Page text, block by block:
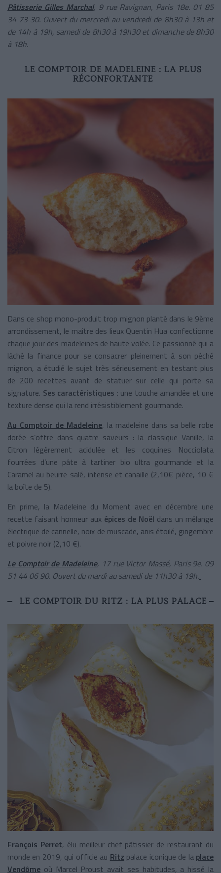
Pâtisserie Gilles Marchal, 9 rue Ravignan, Paris 18e. 01 85
34 73 30. Ouvert du mercredi au vendredi de 8h30 à 13h et
de 14h à 19h, samedi de 8h30 à 19h30 et dimanche de 8h30
à 18h.
LE COMPTOIR DE MADELEINE : LA PLUS
RÉCONFORTANTE
Dans ce shop mono-produit trop mignon planté dans le 9ème
arrondissement, le maître des lieux Quentin Hua confectionne
chaque jour des madeleines de haute volée. Ce passionné qui a
lâché la finance pour se consacrer pleinement à son péché
mignon, a étudié le sujet très sérieusement en testant plus
de 200 recettes avant de statuer sur celle qui porte sa
signature. Ses caractéristiques : une touche amandée et une
texture dense qui la rend irrésistiblement gourmande.
Au Comptoir de Madeleine, la madeleine dans sa belle robe
dorée s’offre dans quatre saveurs : la classique Vanille, la
Citron légèrement acidulée et les coquines Nocciolata
fourrées d’une pâte à tartiner bio ultra gourmande et la
Caramel au beurre salé, intense et canaille (2,10€ pièce, 10 €
la boîte de 5).
En prime, la Madeleine du Moment avec en décembre une
recette faisant honneur aux épices de Noël dans un mélange
électrique de cannelle, noix de muscade, anis étoilé, gingembre
et poivre noir (2,10 €).
Le Comptoir de Madeleine, 17 rue Victor Massé, Paris 9e. 09
51 44 06 90. Ouvert du mardi au samedi de 11h30 à 19h.
LE COMPTOIR DU RITZ : LA PLUS PALACE
François Perret, élu meilleur chef pâtissier de restaurant du
monde en 2019, qui officie au Ritz palace iconique de la place
Vendôme où Marcel Proust avait ses habitudes, a hissé la